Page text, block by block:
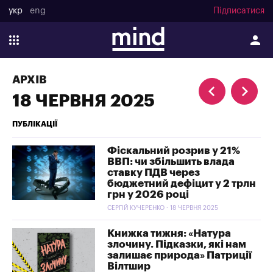
укр eng Підписатися
АРХІВ
18 ЧЕРВНЯ 2025
ПУБЛІКАЦІЇ
Фіскальний розрив у 21%
ВВП: чи збільшить влада
ставку ПДВ через
бюджетний дефіцит у 2 трлн
грн у 2026 році
СЕРГІЙ КУЧЕРЕНКО - 18 ЧЕРВНЯ 2025
Книжка тижня: «Натура
злочину. Підказки, які нам
залишає природа» Патриції
Вілтшир